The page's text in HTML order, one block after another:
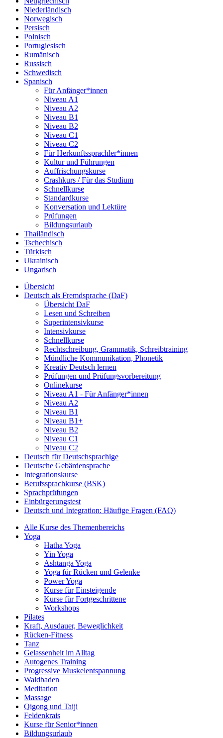
Niederländisch
Norwegisch
Persisch
Polnisch
Portugiesisch
Rumänisch
Russisch
Schwedisch
Spanisch
Für Anfänger*innen
Niveau A1
Niveau A2
Niveau B1
Niveau B2
Niveau C1
Niveau C2
Für Herkunftssprachler*innen
Kultur und Führungen
Auffrischungskurse
Crashkurs / Für das Studium
Schnellkurse
Standardkurse
Konversation und Lektüre
Prüfungen
Bildungsurlaub
Thailändisch
Tschechisch
Türkisch
Ukrainisch
Ungarisch
Übersicht
Deutsch als Fremdsprache (DaF)
Übersicht DaF
Lesen und Schreiben
Superintensivkurse
Intensivkurse
Schnellkurse
Rechtschreibung, Grammatik, Schreibtraining
Mündliche Kommunikation, Phonetik
Kreativ Deutsch lernen
Prüfungen und Prüfungsvorbereitung
Onlinekurse
Niveau A1 - Für Anfänger*innen
Niveau A2
Niveau B1
Niveau B1+
Niveau B2
Niveau C1
Niveau C2
Deutsch für Deutschsprachige
Deutsche Gebärdensprache
Integrationskurse
Berufssprachkurse (BSK)
Sprachprüfungen
Einbürgerungstest
Deutsch und Integration: Häufige Fragen (FAQ)
Alle Kurse des Themenbereichs
Yoga
Hatha Yoga
Yin Yoga
Ashtanga Yoga
Yoga für Rücken und Gelenke
Power Yoga
Kurse für Einsteigende
Kurse für Fortgeschrittene
Workshops
Pilates
Kraft, Ausdauer, Beweglichkeit
Rücken-Fitness
Tanz
Gelassenheit im Alltag
Autogenes Training
Progressive Muskelentspannung
Waldbaden
Meditation
Massage
Qigong und Taiji
Feldenkrais
Kurse für Senior*innen
Bildungsurlaub